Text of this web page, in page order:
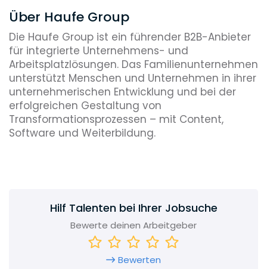
Über Haufe Group
Die Haufe Group ist ein führender B2B-Anbieter
für integrierte Unternehmens- und
Arbeitsplatzlösungen. Das Familienunternehmen
unterstützt Menschen und Unternehmen in ihrer
unternehmerischen Entwicklung und bei der
erfolgreichen Gestaltung von
Transformationsprozessen – mit Content,
Software und Weiterbildung.
Hilf Talenten bei Ihrer Jobsuche
Bewerte deinen Arbeitgeber
Bewerten